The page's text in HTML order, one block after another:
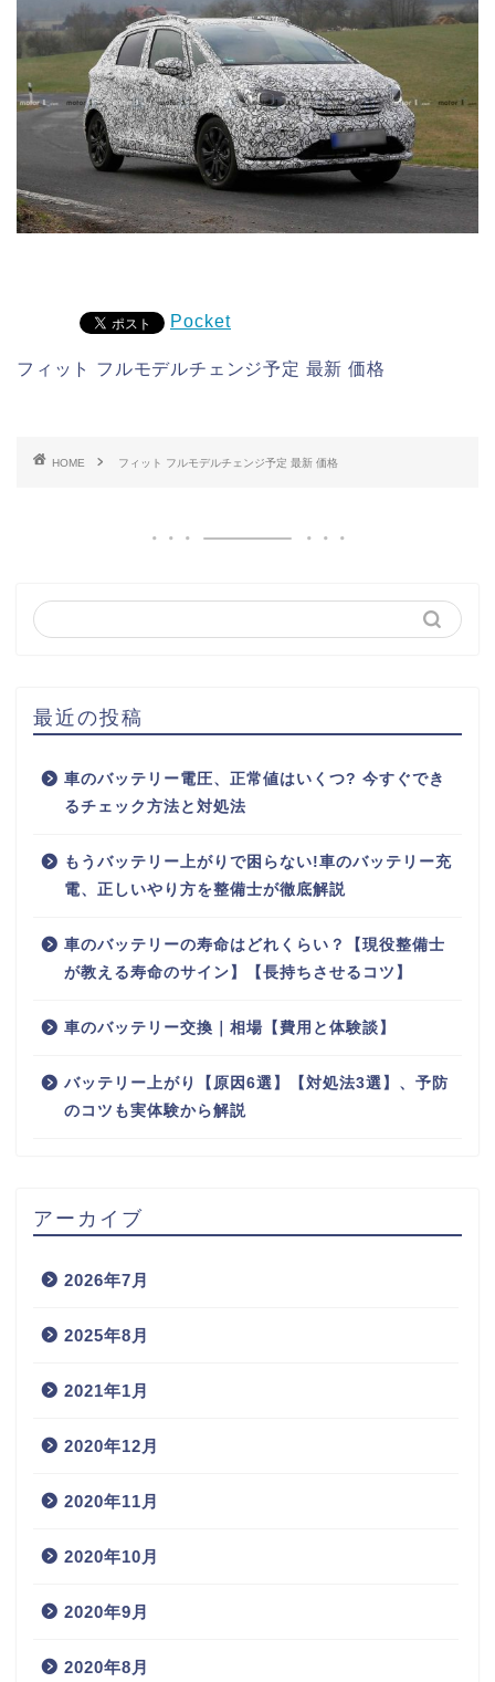
Pocket
フィット フルモデルチェンジ予定 最新 価格
HOME フィット フルモデルチェンジ予定 最新 価格
最近の投稿
車のバッテリー電圧、正常値はいくつ? 今すぐでき
るチェック方法と対処法
もうバッテリー上がりで困らない!車のバッテリー充
電、正しいやり方を整備士が徹底解説
車のバッテリーの寿命はどれくらい？【現役整備士
が教える寿命のサイン】【長持ちさせるコツ】
車のバッテリー交換｜相場【費用と体験談】
バッテリー上がり【原因6選】【対処法3選】、予防
のコツも実体験から解説
アーカイブ
2026年7月
2025年8月
2021年1月
2020年12月
2020年11月
2020年10月
2020年9月
2020年8月